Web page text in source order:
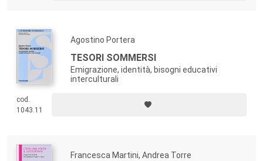
Agostino Portera
TESORI SOMMERSI
Emigrazione, identità, bisogni educativi
interculturali
cod.
1043.11
Francesca Martini, Andrea Torre